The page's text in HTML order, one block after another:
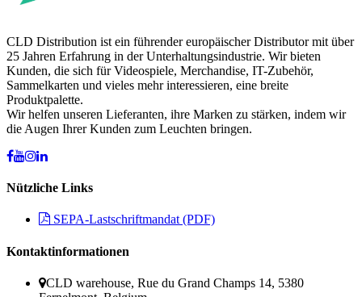
CLD Distribution ist ein führender europäischer Distributor mit über
25 Jahren Erfahrung in der Unterhaltungsindustrie. Wir bieten
Kunden, die sich für Videospiele, Merchandise, IT-Zubehör,
Sammelkarten und vieles mehr interessieren, eine breite
Produktpalette.
Wir helfen unseren Lieferanten, ihre Marken zu stärken, indem wir
die Augen Ihrer Kunden zum Leuchten bringen.
Nützliche Links
SEPA-Lastschriftmandat (PDF)
Kontaktinformationen
CLD warehouse, Rue du Grand Champs 14, 5380